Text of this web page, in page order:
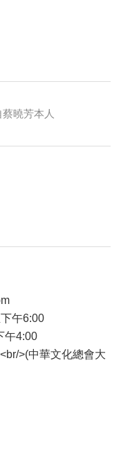
曉芳本人
午6:00
午4:00
>(中華文化總會大